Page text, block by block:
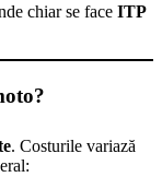
chiar se face ITP
. Costurile variază